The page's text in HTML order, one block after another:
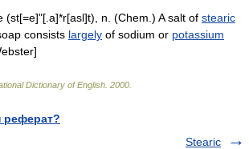
(st[=e]"[.a]*r[asl]t), n. (Chem.) A salt of stearic
consists largely of sodium or potassium
Dictionary of English 2000
реферат?
Stearic